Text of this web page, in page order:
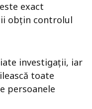
exact
obțin controlul
investigații, iar
toate
persoanele